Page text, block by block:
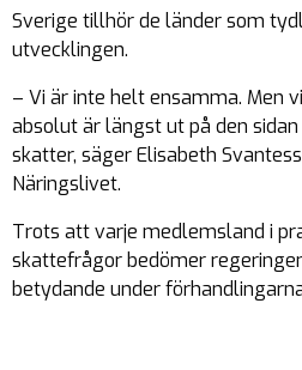
Sverige tillhör de länder som
utvecklingen.
– Vi är inte helt ensamma. Men
absolut är längst ut på den
skatter, säger Elisabeth
Näringslivet.
Trots att varje medlemsland i
skattefrågor bedömer
betydande under